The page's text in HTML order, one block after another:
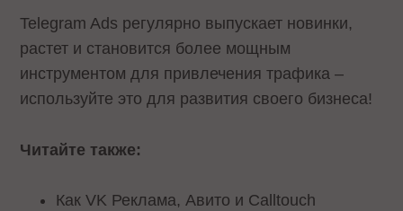
Telegram Ads регулярно выпускает новинки,
растет и становится более мощным
инструментом для привлечения трафика –
используйте это для развития своего бизнеса!
Читайте также:
Как VK Реклама, Авито и Calltouch